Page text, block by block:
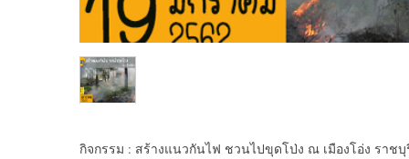
กิจกรรม : สร้างแนวกันไฟ ชวนไปขุดโป่ง ณ เมืองโอ่ง ราชบุ